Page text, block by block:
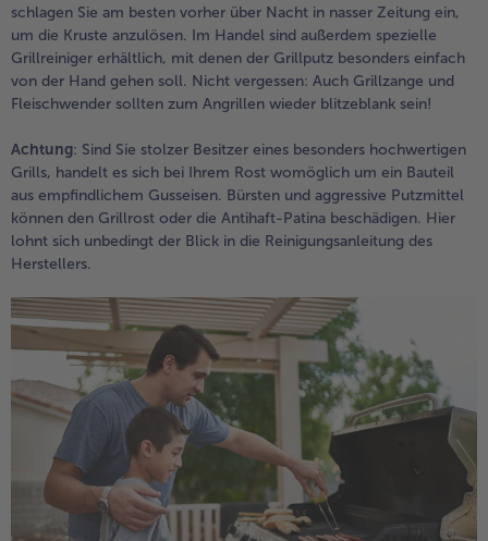
Weiterempfehlen &
schlagen Sie am besten vorher über Nacht in nasser Zeitung ein,
um die Kruste anzulösen. Im Handel sind außerdem spezielle
Grillreiniger erhältlich, mit denen der Grillputz besonders einfach
von der Hand gehen soll. Nicht vergessen: Auch Grillzange und
Fleischwender sollten zum Angrillen wieder blitzeblank sein!
Achtung: Sind Sie stolzer Besitzer eines besonders hochwertigen
Grills, handelt es sich bei Ihrem Rost womöglich um ein Bauteil
aus empfindlichem Gusseisen. Bürsten und aggressive Putzmittel
können den Grillrost oder die Antihaft-Patina beschädigen. Hier
lohnt sich unbedingt der Blick in die Reinigungsanleitung des
Herstellers.